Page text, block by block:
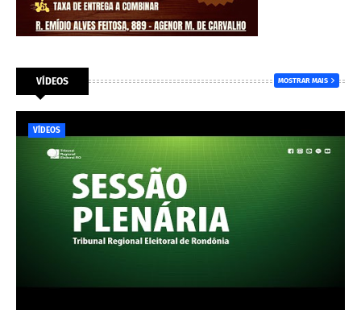
VÍDEOS MOSTRAR MAIS
VÍDEOS